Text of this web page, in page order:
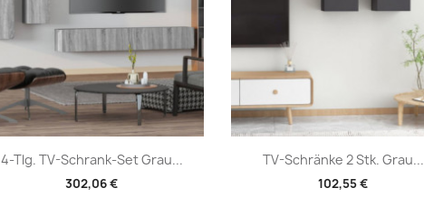
4-Tlg. TV-Schrank-Set Grau...
302,06 €
Vorschau TV-Schränke 2 Stk. Grau...
102,55 €
Vorschau